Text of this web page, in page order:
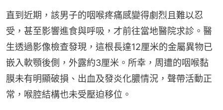
直到近期，該男子的咽喉疼痛感變得劇烈且難以忍
受，甚至影響進食與呼吸，才前往當地醫院求診。醫
生透過影像檢查發現，這根長達12厘米的金屬異物已
嵌入軟顎後側，外露約3厘米。所幸，周遭的咽喉黏
膜未有明顯破損、出血及發炎化膿情況，聲帶活動正
常，喉腔結構也未受壓迫移位。